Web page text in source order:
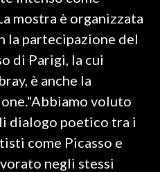
mostra è organizzata
la partecipazione del
di Parigi, la cui
è anche la
voluto
dialogo poetico tra i
come Picasso e
negli stessi